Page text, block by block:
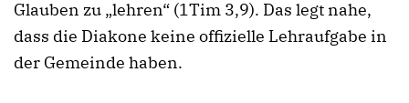
Glauben zu „lehren“ (1Tim 3,9). Das legt nahe,
dass die Diakone keine offizielle Lehraufgabe in
der Gemeinde haben.